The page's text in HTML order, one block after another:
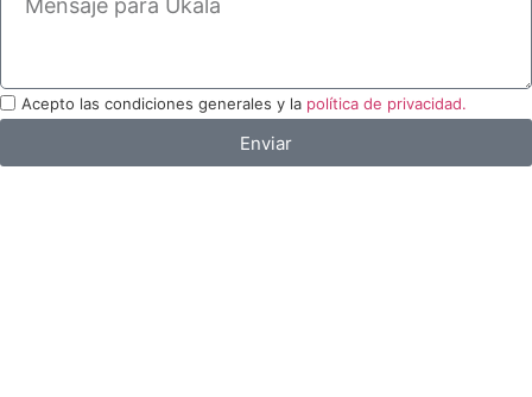
Acepto las condiciones generales y la política de privacidad.
Enviar